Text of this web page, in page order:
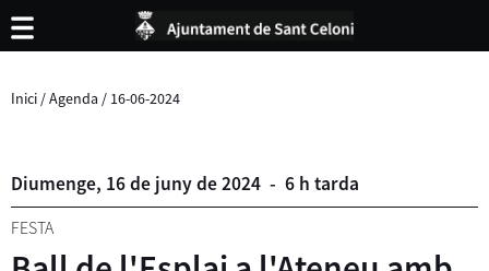
Inici /Agenda / 16-06-2024
Diumenge, 16de junyde2024 - 6 h tarda
FESTA